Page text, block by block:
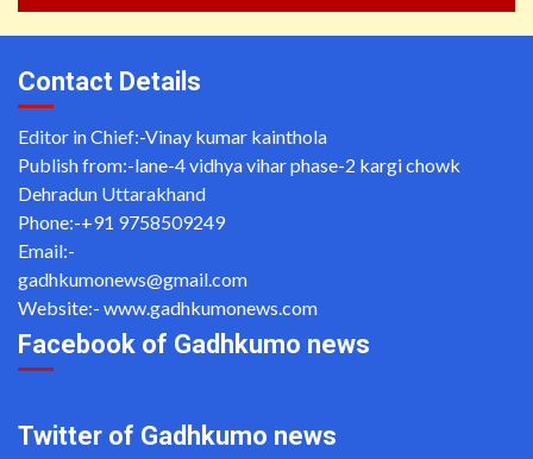
Contact Details
Editor in Chief:-Vinay kumar kainthola
Publish from:-lane-4 vidhya vihar phase-2 kargi chowk
Dehradun Uttarakhand
Phone:-+91 9758509249
Email:-
gadhkumonews@gmail.com
Website:- www.gadhkumonews.com
Facebook of Gadhkumo news
Twitter of Gadhkumo news